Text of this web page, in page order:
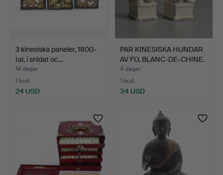
3 kinesiska paneler, 1800-
tal, i snidat oc…
14 dagar
1 bud
24 USD
PAR KINESISKA HUNDAR
AV FO, BLANC-DE-CHINE.
4 dagar
1 bud
34 USD